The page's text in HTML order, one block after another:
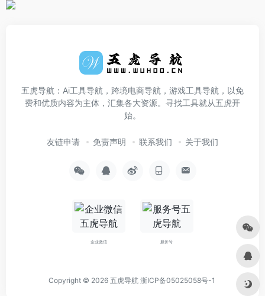
五虎导航：Ai工具导航，跨境电商导航，游戏工具导航，以免
费和优质内容为主体，汇集各大资源。寻找工具就从五虎开
始。
友链申请 免责声明 联系我们 关于我们
企业微信 服务号
Copyright © 2026 五虎导航 浙ICP备05025058号-1